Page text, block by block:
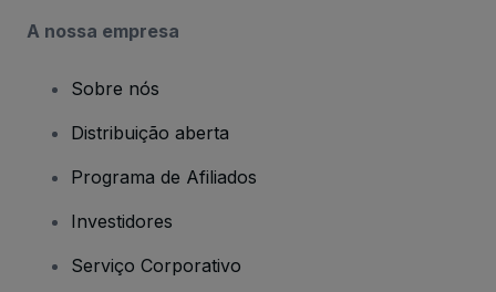
A nossa empresa
Sobre nós
Distribuição aberta
Programa de Afiliados
Investidores
Serviço Corporativo